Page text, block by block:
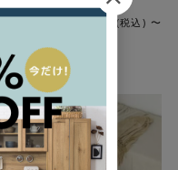
¥ 19,800 税込 〜
トカーペットOK